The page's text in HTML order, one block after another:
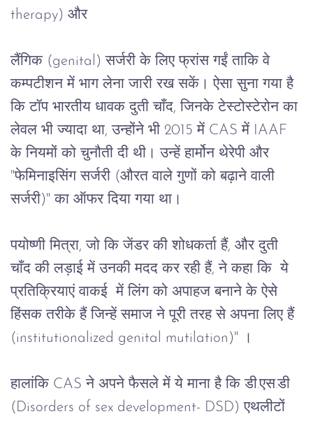
therapy) और
लैंगिक (genital) सर्जरी के लिए फ्रांस गईं ताकि वे
कम्पटीशन में भाग लेना जारी रख सकें। ऐसा सुना गया है
कि टॉप भारतीय धावक दुती चाँद, जिनके टेस्टोस्टेरोन का
लेवल भी ज्यादा था, उन्होंने भी 2015 में CAS में IAAF
के नियमों को चुनौती दी थी। उन्हें हार्मोन थेरेपी और
"फेमिनाइसिंग सर्जरी (औरत वाले गुणों को बढ़ाने वाली
सर्जरी)" का ऑफर दिया गया था।
पयोष्णी मित्रा, जो कि जेंडर की शोधकर्ता हैं, और दुती
चाँद की लड़ाई में उनकी मदद कर रही हैं, ने कहा कि ये
प्रतिक्रियाएं वाकई  में लिंग को अपाहज बनाने के ऐसे
हिंसक तरीके हैं जिन्हें समाज ने पूरी तरह से अपना लिए हैं
(institutionalized genital mutilation)"
।
हालांकि CAS ने अपने फैसले में ये माना है कि डी.एस.डी
(Disorders of sex development- DSD) एथलीटों